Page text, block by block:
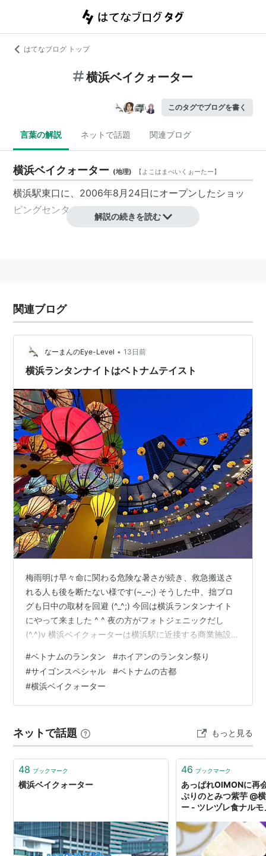
はてなブログ トップ
横浜ベイクォーター
このタグでブログを書く
言葉の解説 ネットで話題 関連ブログ
横浜ベイクォーター (地理) 【よこはまべいくぉーたー】
横浜駅東口に、2006年8月24日にオープンしたショッ
ピングセンター。
解説の続きを読む
関連ブログ
なーまんのEye-Level • 13日前
横浜ランタンナイトはベトナムテイスト
梅雨明け早々命に関わる危険な暑さが続き、救急搬送さ
れる人も後を断たない様です(~_~;) そうした中、拙ブロ
グも日中の取材を回避 (^_^;) 今回は横浜ランタンナイト
にやって来ました ^ ^ 夜の方がフォトジェニックだし
(^.^)v 横浜ベイクォーターは横浜駅に近接する商業施設。
左奥上、こちらのお店で日没を待ちます。 bayquarter-
chutney.zetton.co.jp 麦芽100%、華やかな風味のサイゴ
ンスペシャル。 サイゴンはベトナム南部の最大都市ホー
チミン市の旧称。 東京の事を今でも時々江戸と呼ぶ様な
#ベトナムのランタン #ホイアンのランタン祭り
#サイゴンスペシャル #ベトナムの古都
#横浜ベイクォーター
ネットで話題 もっと見る
48 ブックマーク
横浜ベイクォーター
46 ブックマーク
あっぱれOIMONに再
ぷりのとみつ紫芋 @
ー - ツレヅレ食ナルモ